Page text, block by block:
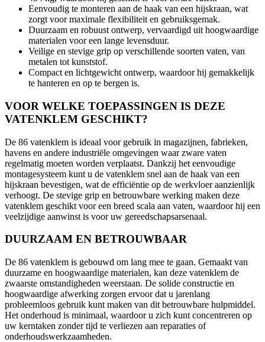
Eenvoudig te monteren aan de haak van een hijskraan, wat
zorgt voor maximale flexibiliteit en gebruiksgemak.
Duurzaam en robuust ontwerp, vervaardigd uit hoogwaardige
materialen voor een lange levensduur.
Veilige en stevige grip op verschillende soorten vaten, van
metalen tot kunststof.
Compact en lichtgewicht ontwerp, waardoor hij gemakkelijk
te hanteren en op te bergen is.
VOOR WELKE TOEPASSINGEN IS DEZE
VATENKLEM GESCHIKT?
De 86 vatenklem is ideaal voor gebruik in magazijnen, fabrieken,
havens en andere industriële omgevingen waar zware vaten
regelmatig moeten worden verplaatst. Dankzij het eenvoudige
montagesysteem kunt u de vatenklem snel aan de haak van een
hijskraan bevestigen, wat de efficiëntie op de werkvloer aanzienlijk
verhoogt. De stevige grip en betrouwbare werking maken deze
vatenklem geschikt voor een breed scala aan vaten, waardoor hij een
veelzijdige aanwinst is voor uw gereedschapsarsenaal.
DUURZAAM EN BETROUWBAAR
De 86 vatenklem is gebouwd om lang mee te gaan. Gemaakt van
duurzame en hoogwaardige materialen, kan deze vatenklem de
zwaarste omstandigheden weerstaan. De solide constructie en
hoogwaardige afwerking zorgen ervoor dat u jarenlang
probleemloos gebruik kunt maken van dit betrouwbare hulpmiddel.
Het onderhoud is minimaal, waardoor u zich kunt concentreren op
uw kerntaken zonder tijd te verliezen aan reparaties of
onderhoudswerkzaamheden.